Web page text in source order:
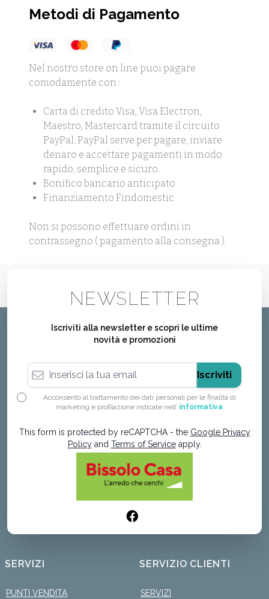
Metodi di Pagamento
Nel nostro store on line puoi pagare
comodamente con :
Carta di credito Visa, Visa Electron,
Maestro, Mastercard tramite il circuito
PayPal. PayPal serve per pagare, inviare
denaro e accettare pagamenti in modo
rapido, semplice e sicuro.
Bonifico bancario anticipato
Finanziamento Findomestic
Non si possono effettuare ordini in
contrassegno ( pagamento alla consegna ).
SERVIZI
PUNTI VENDITA
SERVIZIO CLIENTI
SERVIZI
NEWSLETTER
Iscriviti alla newsletter e scopri le ultime
novità e promozioni
Indirizzo email
Iscriviti
Acconsento al trattamento dei dati personali per le finalità di
marketing e profilazione indicate nell’ informativa
This form is protected by reCAPTCHA - the Google Privacy
Policyand Terms of Serviceapply.